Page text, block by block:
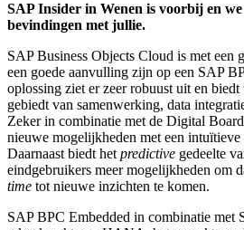
SAP Insider in Wenen is voorbij en
bevindingen met jullie.
SAP Business Objects Cloud is met een
een goede aanvulling zijn op een SAP
oplossing ziet er zeer robuust uit en
gebiedt van samenwerking, data
Zeker in combinatie met de Digital
nieuwe mogelijkheden met een intuïtieve
Daarnaast biedt het predictive gedeelte
eindgebruikers meer mogelijkheden om
time tot nieuwe inzichten te komen.
SAP BPC Embedded in combinatie met